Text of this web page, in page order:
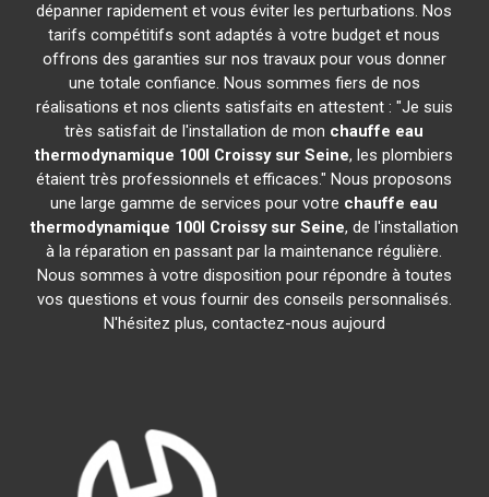
dépanner rapidement et vous éviter les perturbations. Nos
tarifs compétitifs sont adaptés à votre budget et nous
offrons des garanties sur nos travaux pour vous donner
une totale confiance. Nous sommes fiers de nos
réalisations et nos clients satisfaits en attestent : "Je suis
très satisfait de l'installation de mon chauffe eau
thermodynamique 100l Croissy sur Seine, les plombiers
étaient très professionnels et efficaces." Nous proposons
une large gamme de services pour votre chauffe eau
thermodynamique 100l Croissy sur Seine, de l'installation
à la réparation en passant par la maintenance régulière.
Nous sommes à votre disposition pour répondre à toutes
vos questions et vous fournir des conseils personnalisés.
N'hésitez plus, contactez-nous aujourd